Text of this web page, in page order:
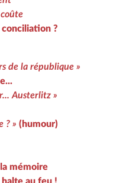
?
de la république »
Austerlitz »
? » (humour)
mémoire